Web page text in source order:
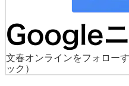
文春オンラインをフォロー
ック）